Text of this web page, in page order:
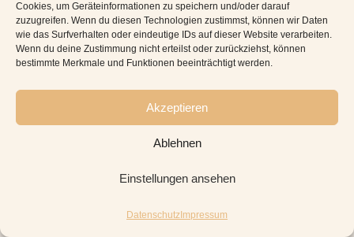
Cookies, um Geräteinformationen zu speichern und/oder darauf
zuzugreifen. Wenn du diesen Technologien zustimmst, können wir Daten
wie das Surfverhalten oder eindeutige IDs auf dieser Website verarbeiten.
Wenn du deine Zustimmung nicht erteilst oder zurückziehst, können
bestimmte Merkmale und Funktionen beeinträchtigt werden.
Akzeptieren
Ablehnen
Einstellungen ansehen
Datenschutz Impressum